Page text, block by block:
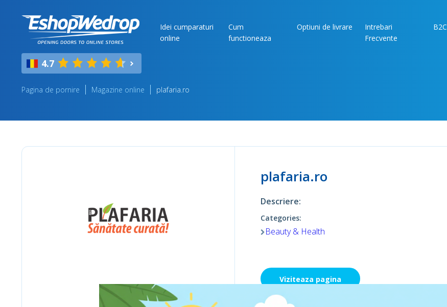
Idei cumparaturi
online
Cum
functioneaza
Optiuni de livrare
Intrebari
Frecvente
B2C
4.7
Pagina de pornire Magazine online plafaria.ro
plafaria.ro
Descriere:
Categories:
Beauty & Health
Viziteaza pagina